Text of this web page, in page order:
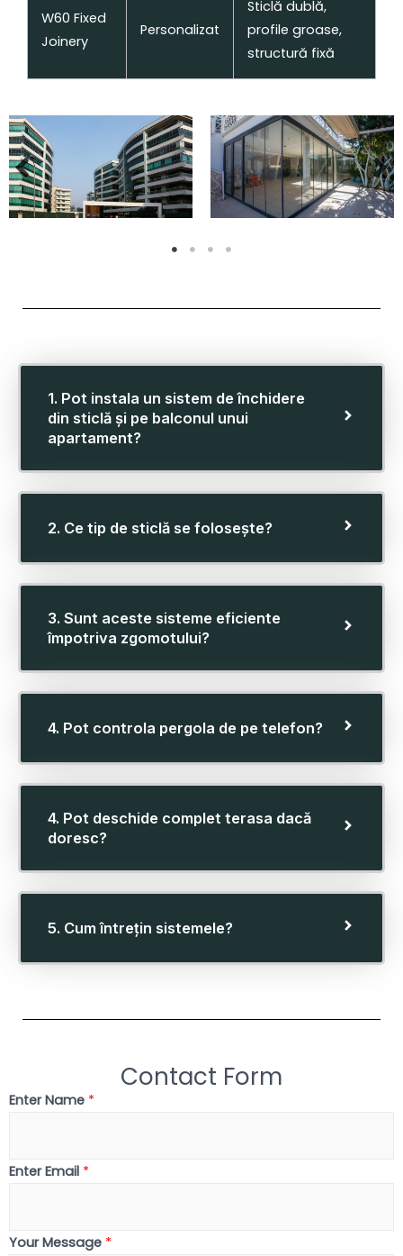
W60 Fixed
Joinery
Personalizat
Sticlă dublă,
profile groase,
structură fixă
1. Pot instala un sistem de închidere
din sticlă și pe balconul unui
apartament?
2. Ce tip de sticlă se folosește?
3. Sunt aceste sisteme eficiente
împotriva zgomotului?
4. Pot controla pergola de pe telefon?
4. Pot deschide complet terasa dacă
doresc?
5. Cum întrețin sistemele?
Contact Form
Enter Name *
Enter Email *
Your Message *